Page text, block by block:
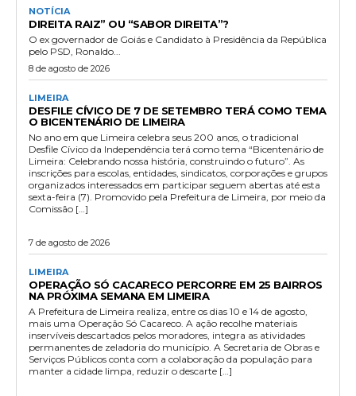
NOTÍCIA
DIREITA RAIZ” OU “SABOR DIREITA”?
O ex governador de Goiás e Candidato à Presidência da República
pelo PSD, Ronaldo...
8 de agosto de 2026
LIMEIRA
DESFILE CÍVICO DE 7 DE SETEMBRO TERÁ COMO TEMA
O BICENTENÁRIO DE LIMEIRA
No ano em que Limeira celebra seus 200 anos, o tradicional
Desfile Cívico da Independência terá como tema “Bicentenário de
Limeira: Celebrando nossa história, construindo o futuro”. As
inscrições para escolas, entidades, sindicatos, corporações e grupos
organizados interessados em participar seguem abertas até esta
sexta-feira (7). Promovido pela Prefeitura de Limeira, por meio da
Comissão […]
7 de agosto de 2026
LIMEIRA
OPERAÇÃO SÓ CACARECO PERCORRE EM 25 BAIRROS
NA PRÓXIMA SEMANA EM LIMEIRA
A Prefeitura de Limeira realiza, entre os dias 10 e 14 de agosto,
mais uma Operação Só Cacareco. A ação recolhe materiais
inservíveis descartados pelos moradores, integra as atividades
permanentes de zeladoria do município. A Secretaria de Obras e
Serviços Públicos conta com a colaboração da população para
manter a cidade limpa, reduzir o descarte […]